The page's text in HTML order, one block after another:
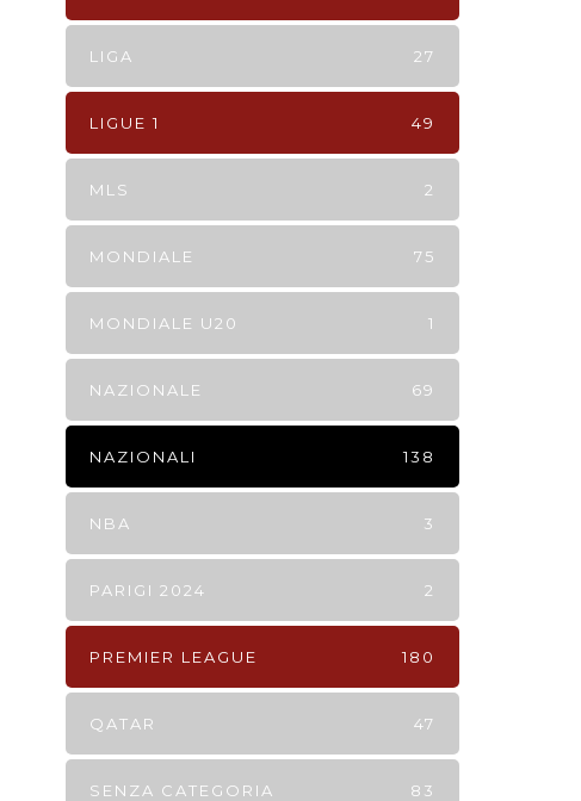
LIGA 27
LIGUE 1 49
MLS 2
MONDIALE 75
MONDIALE U20 1
NAZIONALE 69
NAZIONALI 138
NBA 3
PARIGI 2024 2
PREMIER LEAGUE 180
QATAR 47
SENZA CATEGORIA 83